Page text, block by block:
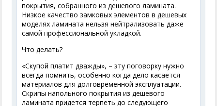
покрытия, собранного из дешевого ламината.
Низкое качество замковых элементов в дешевых
моделях ламината нельзя нейтрализовать даже
самой профессиональной укладкой.
Что делать?
«Скупой платит дважды», – эту поговорку нужно
всегда помнить, особенно когда дело касается
материалов для долговременной эксплуатации.
Скрипы напольного покрытия из дешевого
ламината придется терпеть до следующего